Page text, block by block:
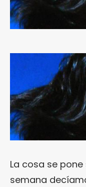
La cosa se
semana